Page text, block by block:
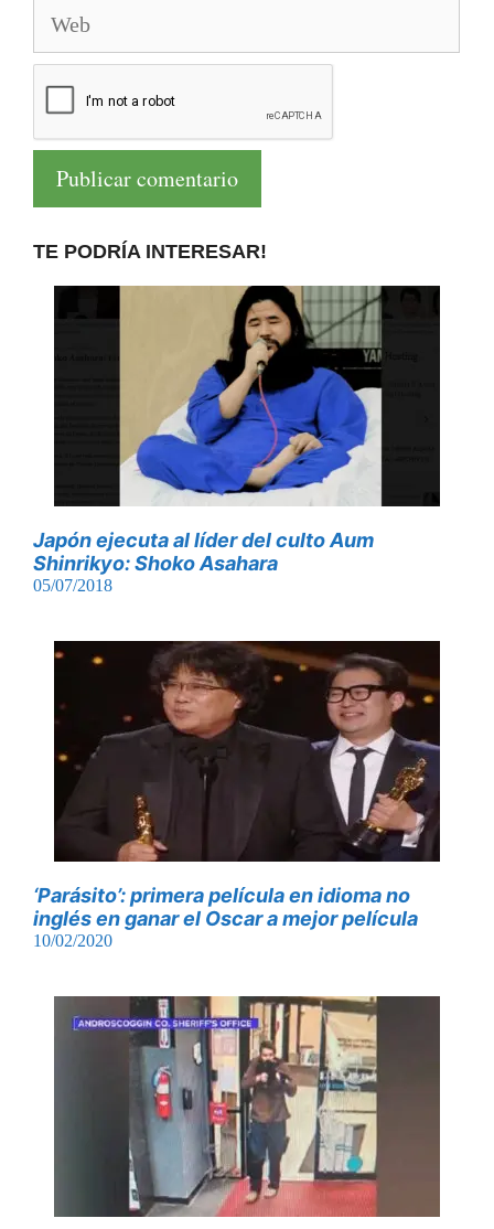
TE PODRÍA INTERESAR!
Japón ejecuta al líder del culto Aum
Shinrikyo: Shoko Asahara
05/07/2018
‘Parásito’: primera película en idioma no
inglés en ganar el Oscar a mejor película
10/02/2020